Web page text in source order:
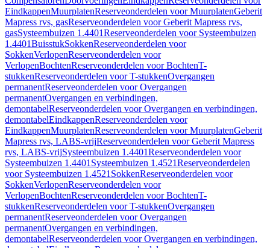
EindkappenMuurplatenReserveonderdelen voor MuurplatenGeberit
Mapress rvs, gasReserveonderdelen voor Geberit Mapress rvs,
gasSysteembuizen 1.4401Reserveonderdelen voor Systeembuizen
1.4401BuisstukSokkenReserveonderdelen voor
SokkenVerlopenReserveonderdelen voor
VerlopenBochtenReserveonderdelen voor BochtenT-
stukkenReserveonderdelen voor T-stukkenOvergangen
permanentReserveonderdelen voor Overgangen
permanentOvergangen en verbindingen,
demontabelReserveonderdelen voor Overgangen en verbindingen,
demontabelEindkappenReserveonderdelen voor
EindkappenMuurplatenReserveonderdelen voor MuurplatenGeberit
Mapress rvs, LABS-vrijReserveonderdelen voor Geberit Mapress
rvs, LABS-vrijSysteembuizen 1.4401Reserveonderdelen voor
Systeembuizen 1.4401 Systeembuizen 1.4521Reserveonderdelen
voor Systeembuizen 1.4521 SokkenReserveonderdelen voor
SokkenVerlopenReserveonderdelen voor
VerlopenBochtenReserveonderdelen voor BochtenT-
stukkenReserveonderdelen voor T-stukkenOvergangen
permanentReserveonderdelen voor Overgangen
permanentOvergangen en verbindingen,
demontabelReserveonderdelen voor Overgangen en verbindingen,